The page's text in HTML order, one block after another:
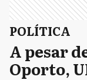
POLÍTICA
A pesar
Oporto,